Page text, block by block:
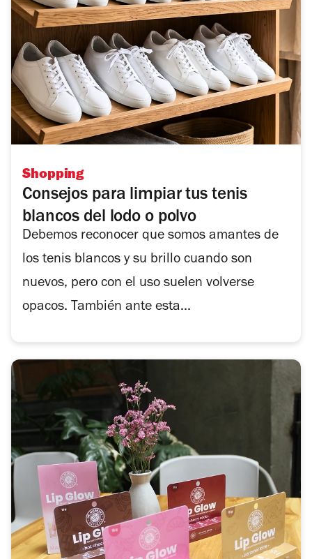
Shopping
Consejos para limpiar tus tenis
blancos del lodo o polvo
Debemos reconocer que somos amantes de
los tenis blancos y su brillo cuando son
nuevos, pero con el uso suelen volverse
opacos. También ante esta...